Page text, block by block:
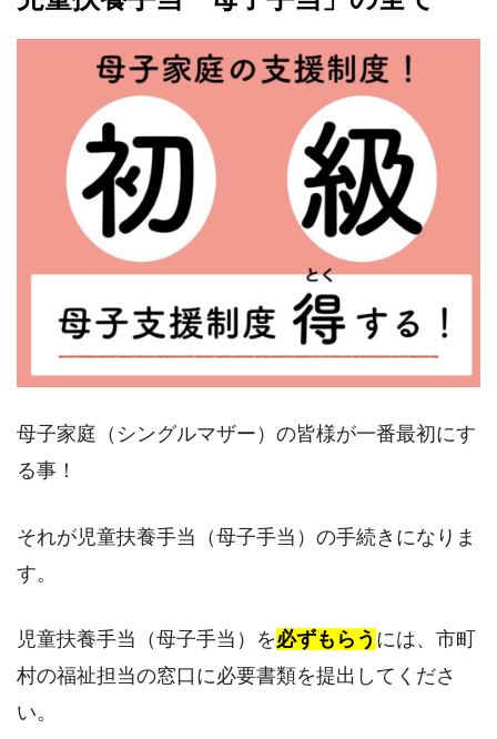
母子家庭（シングルマザー）の皆様が一番最初にす
る事！
それが児童扶養手当（母子手当）の手続きになりま
す。
児童扶養手当（母子手当）を必ずもらう には、市町
村の福祉担当の窓口に必要書類を提出してくださ
い。